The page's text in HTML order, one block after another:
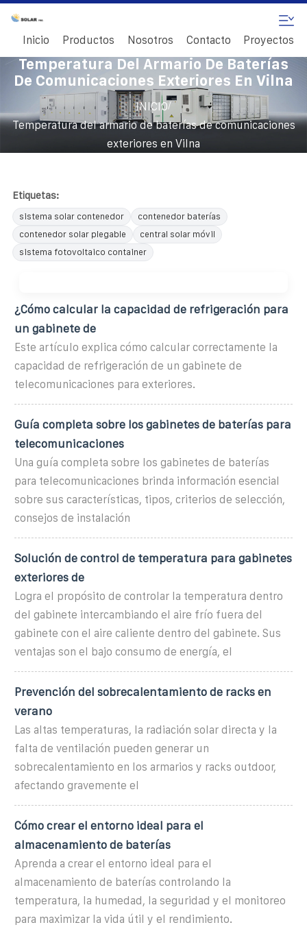
Inicio Productos Nosotros Contacto Proyectos
Temperatura Del Armario De Baterías
De Comunicaciones Exteriores En Vilna
INICIO/
Temperatura del armario de baterías de comunicaciones
exteriores en Vilna
Etiquetas:
sistema solar contenedor
contenedor baterías
contenedor solar plegable
central solar móvil
sistema fotovoltaico container
¿Cómo calcular la capacidad de refrigeración para
un gabinete de
Este artículo explica cómo calcular correctamente la
capacidad de refrigeración de un gabinete de
telecomunicaciones para exteriores.
Guía completa sobre los gabinetes de baterías para
telecomunicaciones
Una guía completa sobre los gabinetes de baterías
para telecomunicaciones brinda información esencial
sobre sus características, tipos, criterios de selección,
consejos de instalación
Solución de control de temperatura para gabinetes
exteriores de
Logra el propósito de controlar la temperatura dentro
del gabinete intercambiando el aire frío fuera del
gabinete con el aire caliente dentro del gabinete. Sus
ventajas son el bajo consumo de energía, el
Prevención del sobrecalentamiento de racks en
verano
Las altas temperaturas, la radiación solar directa y la
falta de ventilación pueden generar un
sobrecalentamiento en los armarios y racks outdoor,
afectando gravemente el
Cómo crear el entorno ideal para el
almacenamiento de baterías
Aprenda a crear el entorno ideal para el
almacenamiento de baterías controlando la
temperatura, la humedad, la seguridad y el monitoreo
para maximizar la vida útil y el rendimiento.